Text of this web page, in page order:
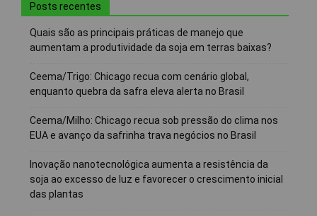
Posts recentes
Quais são as principais práticas de manejo que
aumentam a produtividade da soja em terras baixas?
Ceema/Trigo: Chicago recua com cenário global,
enquanto quebra da safra eleva alerta no Brasil
Ceema/Milho: Chicago recua sob pressão do clima nos
EUA e avanço da safrinha trava negócios no Brasil
Inovação nanotecnológica aumenta a resistência da
soja ao excesso de luz e favorecer o crescimento inicial
das plantas